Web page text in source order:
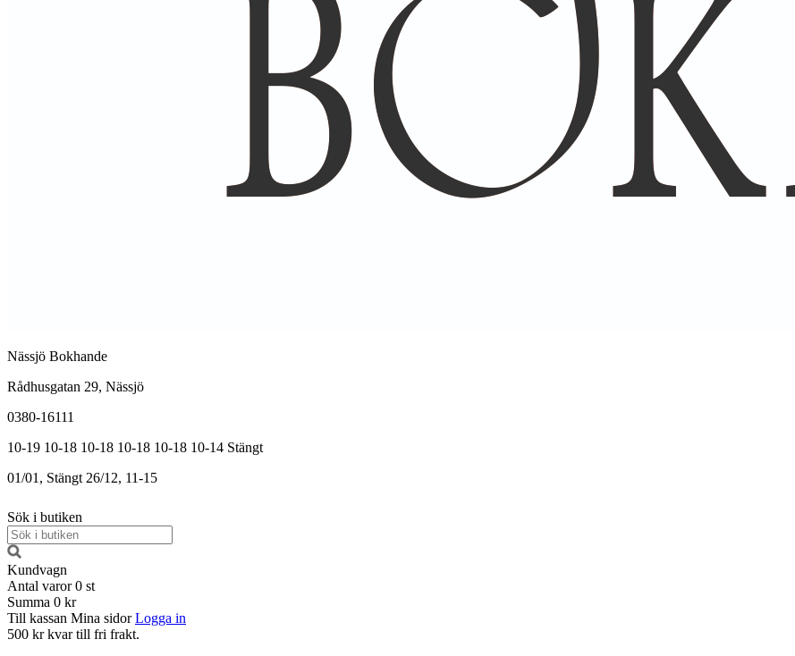
Nässjö Bokhande
Rådhusgatan 29, Nässjö
0380-16111
10-19 10-18 10-18 10-18 10-18 10-14 Stängt
01/01, Stängt 26/12, 11-15
Sök i butiken
Kundvagn
Antal varor 0 st
Summa 0 kr
Till kassan Mina sidor Logga in
500 kr kvar till fri frakt.